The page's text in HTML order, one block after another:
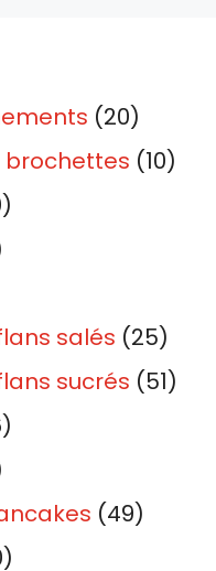
(20)
brochettes (10)
salés (25)
sucrés (51)
(49)